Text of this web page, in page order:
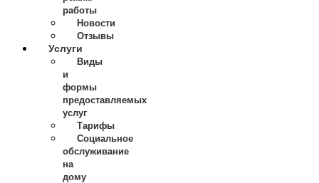
работы
Новости
Отзывы
Услуги
Виды
и
формы
предоставляемых
услуг
Тарифы
Социальное
обслуживание
на
дому